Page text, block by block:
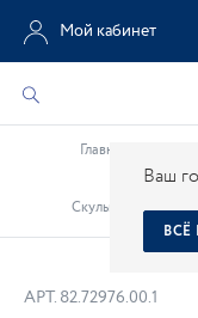
Ваш
ВСЁ
Мой кабинет
Главная
Скульптура
АРТ. 82.72976.00.1